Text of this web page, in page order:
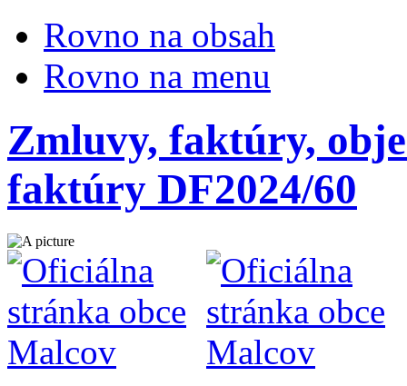
Rovno na obsah
Rovno na menu
Zmluvy, faktúry,
faktúry DF2024/60